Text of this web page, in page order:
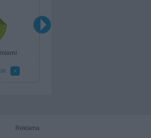
Reklama